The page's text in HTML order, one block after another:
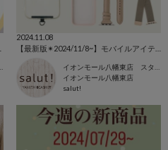
2024.11.08
イオンモール八幡東店
salut!